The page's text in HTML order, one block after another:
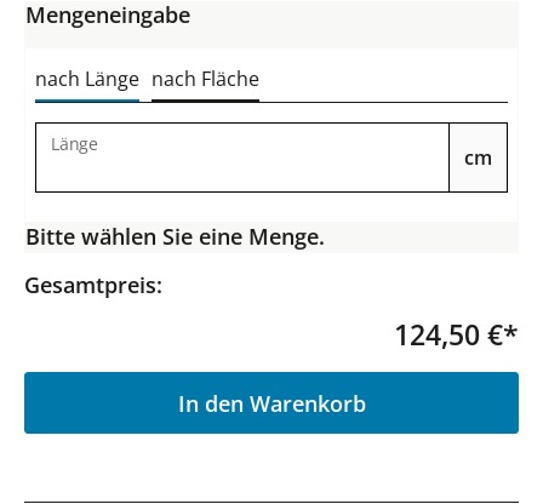
Mengeneingabe
nach Länge nach Fläche
Länge
cm
Bitte wählen Sie eine Menge.
Gesamtpreis:
124,50 €*
In den Warenkorb